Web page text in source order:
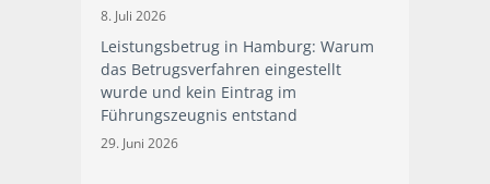
8. Juli 2026
Leistungsbetrug in Hamburg: Warum
das Betrugsverfahren eingestellt
wurde und kein Eintrag im
Führungszeugnis entstand
29. Juni 2026